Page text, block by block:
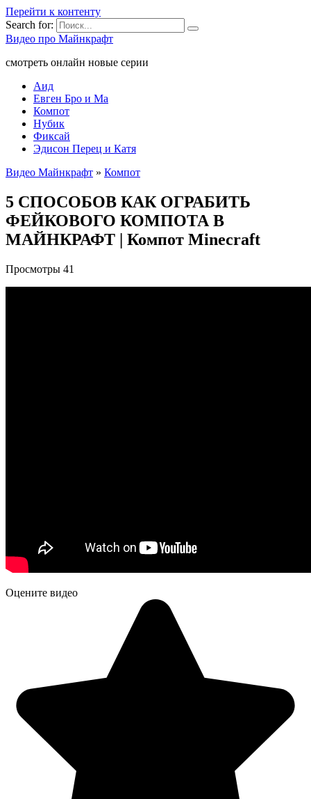
Перейти к контенту
Search for:
Видео про Майнкрафт
смотреть онлайн новые серии
Аид
Евген Бро и Ма
Компот
Нубик
Фиксай
Эдисон Перец и Катя
Видео Майнкрафт » Компот
5 СПОСОБОВ КАК ОГРАБИТЬ
ФЕЙКОВОГО КОМПОТА В
МАЙНКРАФТ | Компот Minecraft
Просмотры 41
Оцените видео